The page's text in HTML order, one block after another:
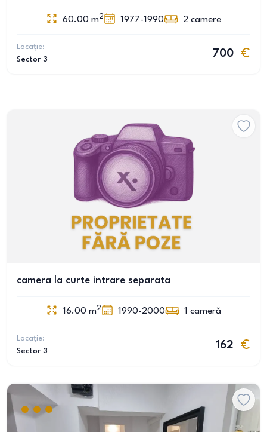
60.00 m2 1977-1990 2 camere
Locație:
Sector 3
700
camera la curte intrare separata
16.00 m2 1990-2000 1 cameră
Locație:
Sector 3
162